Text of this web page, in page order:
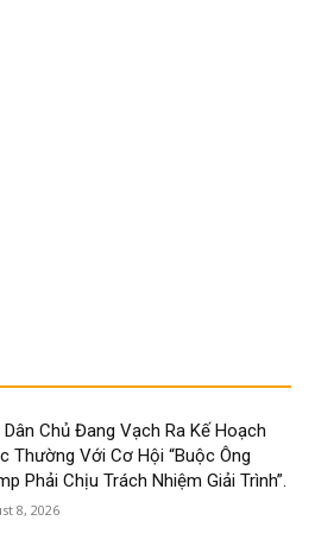
Dân Chủ Đang Vạch Ra Kế Hoạch
Thường Với Cơ Hội “Buộc Ông
Phải Chịu Trách Nhiệm Giải Trình”.
8, 2026